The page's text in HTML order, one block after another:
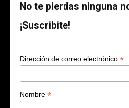
No te pierdas ninguna
¡Suscribite!
Dirección de correo electrónico *
Nombre *